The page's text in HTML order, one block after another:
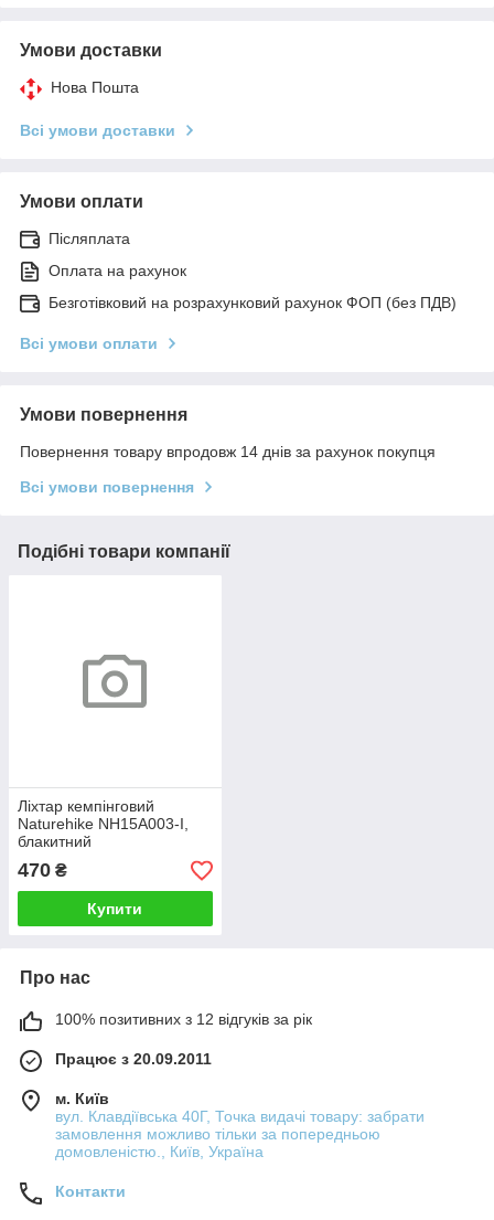
Умови доставки
Нова Пошта
Всі умови доставки
Умови оплати
Післяплата
Оплата на рахунок
Безготівковий на розрахунковий рахунок ФОП (без ПДВ)
Всі умови оплати
Умови повернення
Повернення товару впродовж 14 днів за рахунок покупця
Всі умови повернення
Подібні товари компанії
Ліхтар кемпінговий
Naturehike NH15A003-I,
блакитний
470 ₴
Купити
Про нас
100% позитивних з 12 відгуків за рік
Працює з 20.09.2011
м. Київ
вул. Клавдіївська 40Г, Точка видачі товару: забрати
замовлення можливо тільки за попередньою
домовленістю., Київ, Україна
Контакти